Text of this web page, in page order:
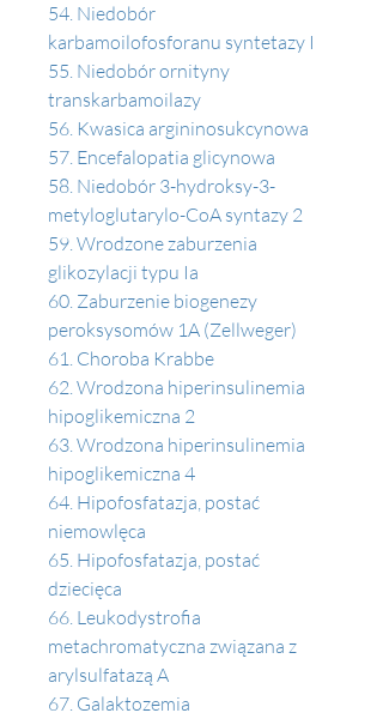
54. Niedobór
karbamoilofosforanu syntetazy I
55. Niedobór ornityny
transkarbamoilazy
56. Kwasica argininosukcynowa
57. Encefalopatia glicynowa
58. Niedobór 3-hydroksy-3-
metyloglutarylo-CoA syntazy 2
59. Wrodzone zaburzenia
glikozylacji typu Ia
60. Zaburzenie biogenezy
peroksysomów 1A (Zellweger)
61. Choroba Krabbe
62. Wrodzona hiperinsulinemia
hipoglikemiczna 2
63. Wrodzona hiperinsulinemia
hipoglikemiczna 4
64. Hipofosfatazja, postać
niemowlęca
65. Hipofosfatazja, postać
dziecięca
66. Leukodystrofia
metachromatyczna związana z
arylsulfatazą A
67. Galaktozemia